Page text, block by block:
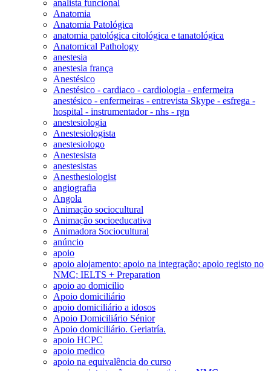
analista funcional
Anatomia
Anatomia Patológica
anatomia patológica citológica e tanatológica
Anatomical Pathology
anestesia
anestesia frança
Anestésico
Anestésico - cardiaco - cardiologia - enfermeira
anestésico - enfermeiras - entrevista Skype - esfrega -
hospital - instrumentador - nhs - rgn
anestesiologia
Anestesiologista
anestesiologo
Anestesista
anestesistas
Anesthesiologist
angiografia
Angola
Animação sociocultural
Animação socioeducativa
Animadora Sociocultural
anúncio
apoio
apoio alojamento; apoio na integração; apoio registo no
NMC; IELTS + Preparation
apoio ao domicilio
Apoio domiciliário
apoio domiciliário a idosos
Apoio Domiciliário Sénior
Apoio domiciliário. Geriatría.
apoio HCPC
apoio medico
apoio na equivalência do curso